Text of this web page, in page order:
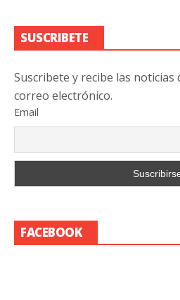
SUSCRIBETE
Suscribete y recibe las
correo electrónico.
Email
FACEBOOK